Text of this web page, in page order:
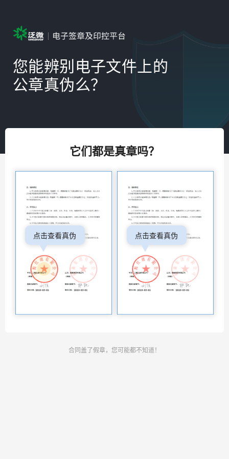
您能辨别电子文件上的
公章真伪么？
它们都是真章吗？
点击查看真伪 点击查看真伪
合同盖了假章，您可能都不知道！